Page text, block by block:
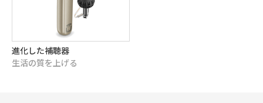
進化した補聴器
生活の質を上げる